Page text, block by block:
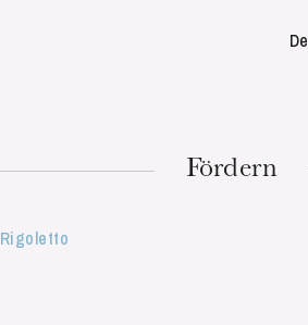
De
Fördern
Rigoletto